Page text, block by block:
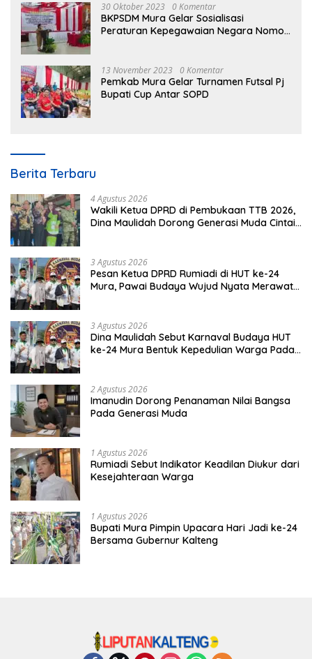
30 Oktober 2023 0 Komentar
BKPSDM Mura Gelar Sosialisasi
Peraturan Kepegawaian Negara Nomor
13 November 2023 0 Komentar
Pemkab Mura Gelar Turnamen Futsal Pj
Bupati Cup Antar SOPD
Berita Terbaru
4 Agustus 2026
Wakili Ketua DPRD di Pembukaan TTB 2026,
Dina Maulidah Dorong Generasi Muda Cintai
3 Agustus 2026
Pesan Ketua DPRD Rumiadi di HUT ke-24
Mura, Pawai Budaya Wujud Nyata Merawat
3 Agustus 2026
Dina Maulidah Sebut Karnaval Budaya HUT
ke-24 Mura Bentuk Kepedulian Warga Pada
2 Agustus 2026
Imanudin Dorong Penanaman Nilai Bangsa
Pada Generasi Muda
1 Agustus 2026
Rumiadi Sebut Indikator Keadilan Diukur dari
Kesejahteraan Warga
1 Agustus 2026
Bupati Mura Pimpin Upacara Hari Jadi ke-24
Bersama Gubernur Kalteng